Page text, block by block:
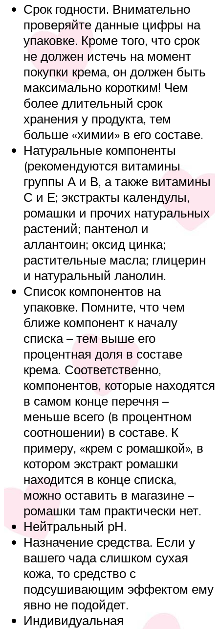
Срок годности. Внимательно
проверяйте данные цифры на
упаковке. Кроме того, что срок
не должен истечь на момент
покупки крема, он должен быть
максимально коротким! Чем
более длительный срок
хранения у продукта, тем
больше «химии» в его составе.
Натуральные компоненты
(рекомендуются витамины
группы А и В, а также витамины
С и Е; экстракты календулы,
ромашки и прочих натуральных
растений; пантенол и
аллантоин; оксид цинка;
растительные масла; глицерин
и натуральный ланолин.
Список компонентов на
упаковке. Помните, что чем
ближе компонент к началу
списка – тем выше его
процентная доля в составе
крема. Соответственно,
компонентов, которые находятся
в самом конце перечня –
меньше всего (в процентном
соотношении) в составе. К
примеру, «крем с ромашкой», в
котором экстракт ромашки
находится в конце списка,
можно оставить в магазине –
ромашки там практически нет.
Нейтральный рН.
Назначение средства. Если у
вашего чада слишком сухая
кожа, то средство с
подсушивающим эффектом ему
явно не подойдет.
Индивидуальная